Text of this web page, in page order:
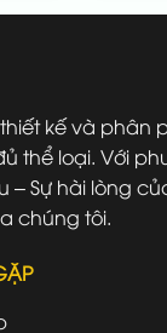
kế và phân
thể loại. Với
– Sự hài lòng
chúng tôi.